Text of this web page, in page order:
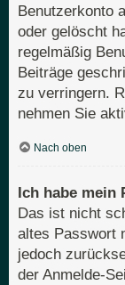
Benutzerkonto
oder gelöscht
regelmäßig
Beiträge
zu verringern.
nehmen Sie
Nach oben
Ich habe mein
Das ist nicht
altes Passwort
jedoch
der Anmelde-